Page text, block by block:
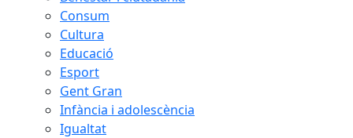
Consum
Cultura
Educació
Esport
Gent Gran
Infància i adolescència
Igualtat